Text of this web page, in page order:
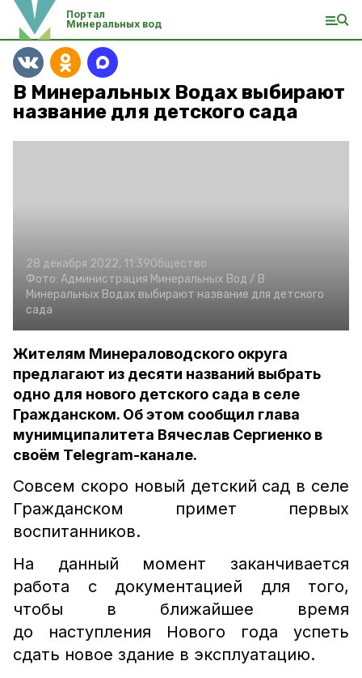
Портал
Минеральных вод
В Минеральных Водах выбирают
название для детского сада
28 декабря 2022, 11:39Общество
Фото: Администрация Минеральных Вод / В
Минеральных Водах выбирают название для детского
сада
Жителям Минераловодского округа
предлагают из десяти названий выбрать
одно для нового детского сада в селе
Гражданском. Об этом сообщил глава
мунимципалитета Вячеслав Сергиенко в
своём Telegram-канале.
Совсем скоро новый детский сад в селе
Гражданском примет первых
воспитанников.
На данный момент заканчивается
работа с документацией для того,
чтобы в ближайшее время
до наступления Нового года успеть
сдать новое здание в эксплуатацию.